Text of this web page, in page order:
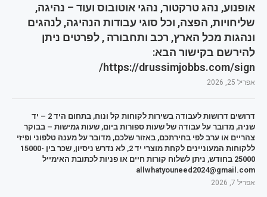
אופנוע, נהג טרקטור, נהגי אוטובוס ועוד – נהיגה,
שליחויות, הפצה, וכל סוגי עבודות הנהיגה, לנהגים
ונהגות מכל הארץ, רכב ותחבורה , לפרטים ניתן
להירשם בקישור הבא:
https://drussimjobbs.com/sign/
אפריל 25, 2026
דרושים דרושות לעבודה בשירות לקוחות קל ונוח, בתחום היד 2 – יד
שניה, מדובר על עבודה של שעות ספורות ביום, שעות גמישות – בבוקר
צהריים או ערב לפי בחירתכם, באזור שלכם, מדובר על מענה טלפוני ופיזי
ללקוחות המעוניינים לקחת מוצרי יד 2, לא נדרש ניסיון, שכר בין 15000-
25000 בחודש, ניתן לשלוח קורות חיים או פניות לכתובת האימייל
allwhatyouneed2024@gmail.com
אפריל 7, 2026